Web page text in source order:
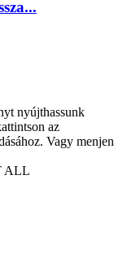
nyújthassunk
az
Vagy menjen
ALL